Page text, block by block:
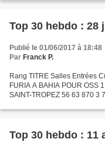
136...
Top 30 hebdo : 28
Publié le 01/06/2017 à 18:48
Par Franck P.
Rang TITRE Salles Entrées
FURIA A BAHIA POUR OSS
SAINT-TROPEZ 56 63 870 3
Top 30 hebdo : 11